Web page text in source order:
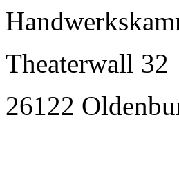
Theaterwall 32
26122